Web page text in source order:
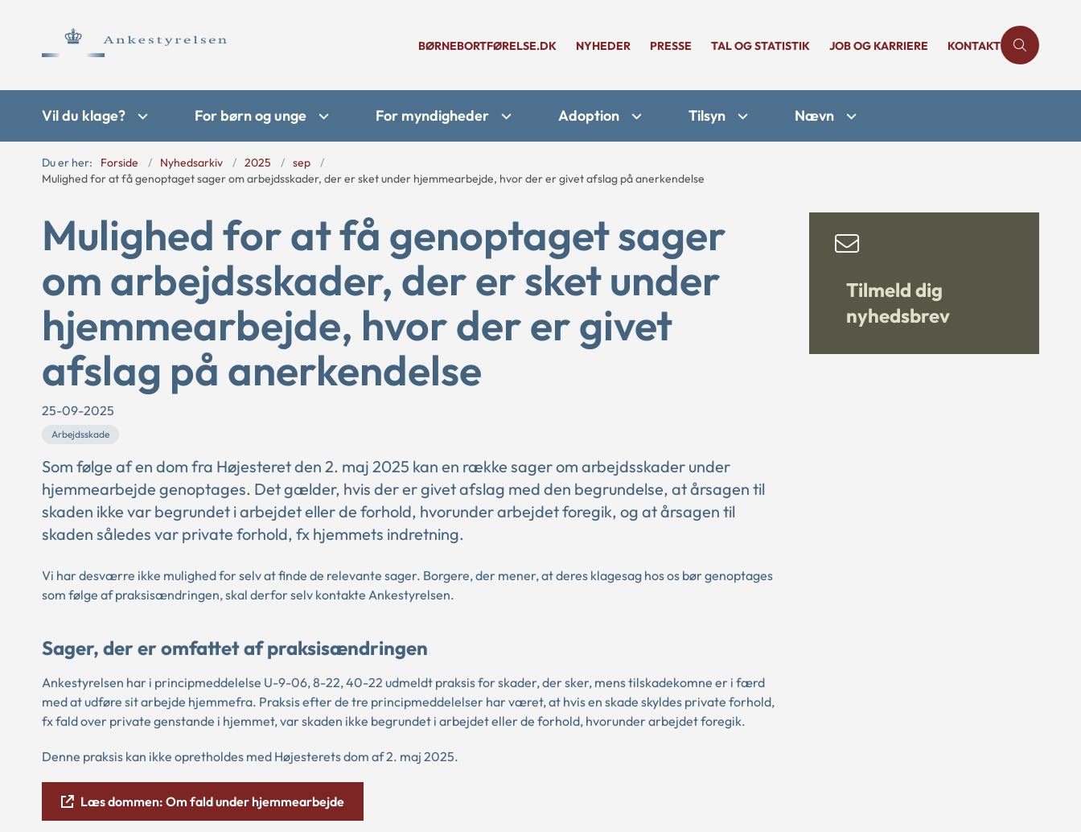
BØRNEBORTFØRELSE.DK NYHEDER PRESSE TAL OG STATISTIK JOB OG KARRIERE KONTAKT
Vil du klage? For børn og unge For myndigheder Adoption Tilsyn Nævn
Du er her: Forside Nyhedsarkiv 2025
sep
Mulighed for at få genoptaget sager om arbejdsskader, der er sket under hjemmearbejde, hvor der er givet afslag på anerkendelse
Mulighed for at få genoptaget sager
om arbejdsskader, der er sket under
hjemmearbejde, hvor der er givet
afslag på anerkendelse
25-09-2025
Arbejdsskade
Som følge af en dom fra Højesteret den 2. maj 2025 kan en række sager om arbejdsskader under
hjemmearbejde genoptages. Det gælder, hvis der er givet afslag med den begrundelse, at årsagen til
skaden ikke var begrundet i arbejdet eller de forhold, hvorunder arbejdet foregik, og at årsagen til
skaden således var private forhold, fx hjemmets indretning.
Vi har desværre ikke mulighed for selv at finde de relevante sager. Borgere, der mener, at deres klagesag hos os bør genoptages
som følge af praksisændringen, skal derfor selv kontakte Ankestyrelsen.
Sager, der er omfattet af praksisændringen
Ankestyrelsen har i principmeddelelse U-9-06, 8-22, 40-22 udmeldt praksis for skader, der sker, mens tilskadekomne er i færd
med at udføre sit arbejde hjemmefra. Praksis efter de tre principmeddelelser har været, at hvis en skade skyldes private forhold,
fx fald over private genstande i hjemmet, var skaden ikke begrundet i arbejdet eller de forhold, hvorunder arbejdet foregik.
Denne praksis kan ikke opretholdes med Højesterets dom af 2. maj 2025.
Læs dommen: Om fald under hjemmearbejde
Tilmeld dig
nyhedsbrev